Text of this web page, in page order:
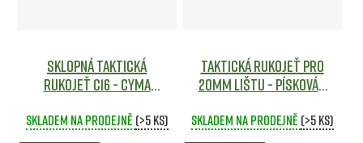
o
Sklopná taktická
rukojeť C16 - CYMA
Skladem na prodejně (>5 ks)
Taktická rukojeť pro
20mm lištu - Písková -
Skladem na prodejně (>5 ks)